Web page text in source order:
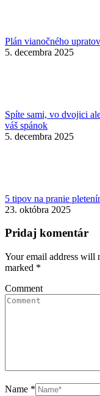
Plán vianočného
5. decembra 2025
Spíte sami, vo dvojici
váš spánok
5. decembra 2025
5 tipov na pranie
23. októbra 2025
Pridaj komentár
Your email address will
marked *
Comment
Name *